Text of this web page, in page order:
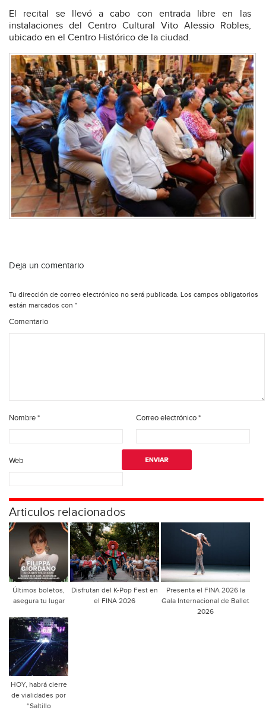
El recital se llevó a cabo con entrada libre en las
instalaciones del Centro Cultural Vito Alessio Robles,
ubicado en el Centro Histórico de la ciudad.
Deja un comentario
Tu dirección de correo electrónico no será publicada. Los campos obligatorios
están marcados con *
Comentario
Nombre* Correo electrónico*
Web
Articulos relacionados
Últimos boletos,
asegura tu lugar
Disfrutan del K-Pop Fest en
el FINA 2026
Presenta el FINA 2026 la
Gala Internacional de Ballet
2026
HOY, habrá cierre
de vialidades por
“Saltillo